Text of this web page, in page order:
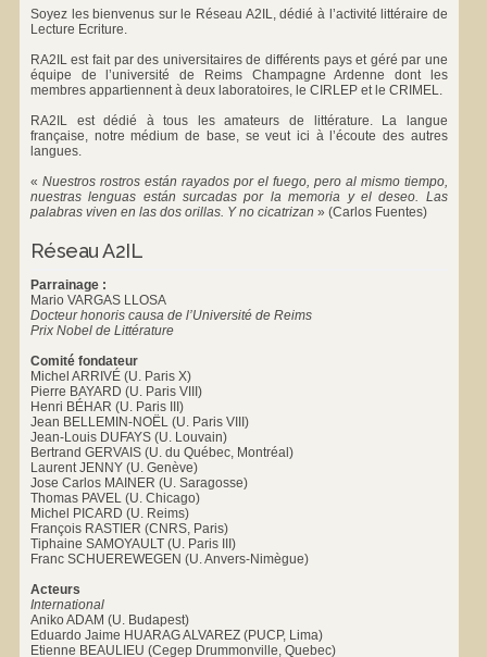
Soyez les bienvenus sur le Réseau A2IL, dédié à l’activité littéraire de
Lecture Ecriture.
RA2IL est fait par des universitaires de différents pays et géré par une
équipe de l’université de Reims Champagne Ardenne dont les
membres appartiennent à deux laboratoires, le CIRLEPet le CRIMEL
RA2IL est dédié à tous les amateurs de littérature. La langue
française, notre médium de base, se veut ici à l’écoute des autres
langues.
« Nuestros rostros están rayados por el fuego, pero al mismo tiempo,
nuestras lenguas están surcadas por la memoria y el deseo. Las
palabras viven en las dos orillas. Y no cicatrizan » (Carlos Fuentes)
Réseau A2IL
Parrainage :
Mario VARGAS LLOSA
Docteur honoris causa de l’Université de Reims
Prix Nobel de Littérature
Comité fondateur
Michel ARRIVÉ (U. Paris X)
Pierre BAYARD (U. Paris VIII)
Henri BÉHAR (U. Paris III)
Jean BELLEMIN-NOËL (U. Paris VIII)
Jean-Louis DUFAYS (U. Louvain)
Bertrand GERVAIS (U. du Québec, Montréal)
Laurent JENNY (U. Genève)
Jose Carlos MAINER (U. Saragosse)
Thomas PAVEL (U. Chicago)
Michel PICARD (U. Reims)
François RASTIER (CNRS, Paris)
Tiphaine SAMOYAULT (U. Paris III)
Franc SCHUEREWEGEN (U. Anvers-Nimègue)
Acteurs
International
Aniko ADAM (U. Budapest)
Eduardo Jaime HUARAG ALVAREZ (PUCP, Lima)
Etienne BEAULIEU (Cegep Drummonville, Quebec)